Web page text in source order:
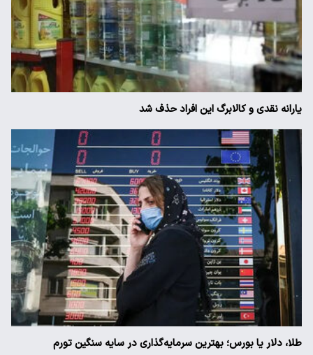
یارانه نقدی و کالابرگ این افراد حذف شد
طلا، دلار یا بورس؛ بهترین سرمایه‌گذاری در سایه سنگین تورم